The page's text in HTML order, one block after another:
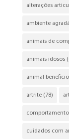
alterações
ambiente
animais de
animais idosos
animal
artrite(78)
comportamento
cuidados com